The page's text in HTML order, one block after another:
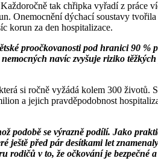
tak chřipka vyřadí z práce
Onemocnění dýchací soustavy
korun za den hospitalizace.
proočkovanosti pod hranici 90
navíc zvyšuje riziko
si ročně vyžádá kolem 300 životů.
a jejich pravděpodobnost
podobě se výrazně podílí. Jako
před pár desítkami let
rodičů v to, že očkování je bezpečné